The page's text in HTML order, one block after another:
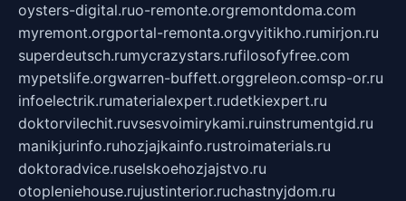
oysters-digital.ruo-remonte.orgremontdoma.com
myremont.orgportal-remonta.orgvyitikho.rumirjon.ru
superdeutsch.rumycrazystars.rufilosofyfree.com
mypetslife.orgwarren-buffett.orggreleon.comsp-or.ru
infoelectrik.rumaterialexpert.rudetkiexpert.ru
doktorvilechit.ruvsesvoimirykami.ruinstrumentgid.ru
manikjurinfo.ruhozjajkainfo.rustroimaterials.ru
doktoradvice.ruselskoehozjajstvo.ru
otopleniehouse.rujustinterior.ruchastnyjdom.ru